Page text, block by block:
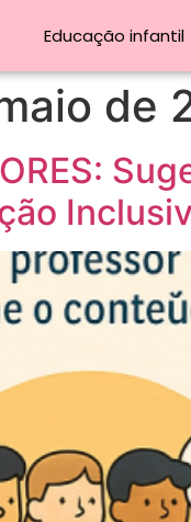
Educação infantil
de